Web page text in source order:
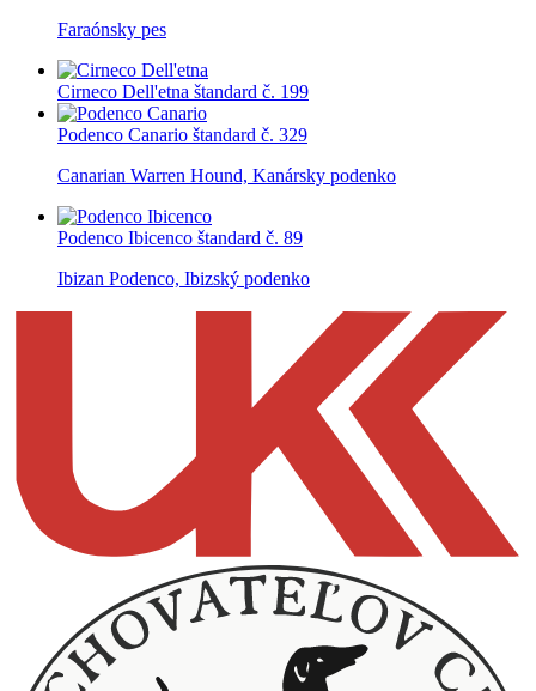
Faraónsky pes
Cirneco Dell'etna štandard č. 199
Podenco Canario štandard č. 329
Canarian Warren Hound, Kanársky podenko
Podenco Ibicenco štandard č. 89
Ibizan Podenco, Ibizský podenko